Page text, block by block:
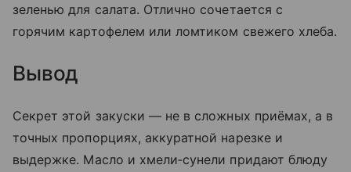
зеленью для салата. Отлично сочетается с
горячим картофелем или ломтиком свежего хлеба.
Вывод
Секрет этой закуски — не в сложных приёмах, а в
точных пропорциях, аккуратной нарезке и
выдержке. Масло и хмели‑сунели придают блюду